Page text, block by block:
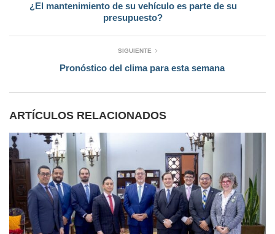
¿El mantenimiento de su vehículo es parte de su
presupuesto?
SIGUIENTE
Pronóstico del clima para esta semana
ARTÍCULOS RELACIONADOS